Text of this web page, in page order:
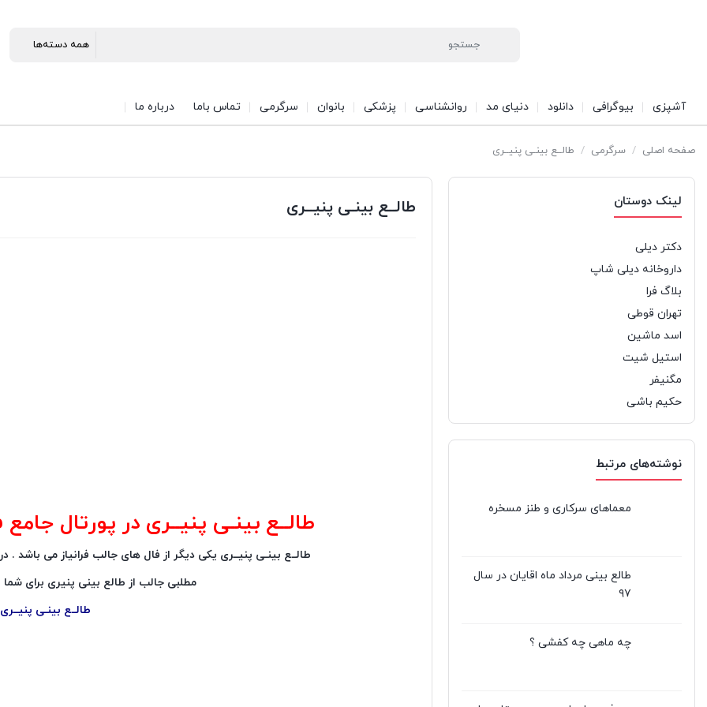
آشپزی بیوگرافی دانلود دنیای مد روانشناسی پزشکی بانوان سرگرمی تماس باما درباره ما
صفحه اصلی / سرگرمی / طالــع بینـی پنیــری
لینک دوستان
دکتر دیلی
داروخانه دیلی شاپ
بلاگ فرا
تهران قوطی
اسد ماشین
استیل شیت
مگنیفر
حکیم باشی
نوشته‌های مرتبط
معماهای سرکاری و طنز مسخره
طالع بینی مرداد ماه اقایان در سال
۹۷
چه ماهی چه کفشی ؟
طالــع بینـی پنیــری
طالــع بینـی پنیــری در پورتال جامع
طالــع بینـی پنیــری یکی دیگر از فال های جالب فرانیاز می باشد
مطلبی جالب از طالع بینی پنیری برای شما
طالــع بینـی پنیــری